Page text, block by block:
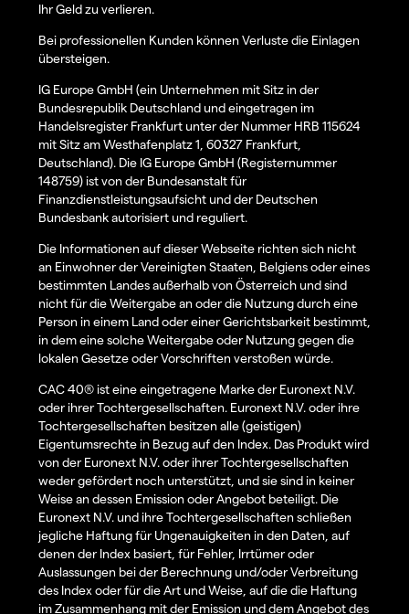
Ihr Geld zu verlieren.
Bei professionellen Kunden können Verluste die Einlagen
übersteigen.
IG Europe GmbH (ein Unternehmen mit Sitz in der
Bundesrepublik Deutschland und eingetragen im
Handelsregister Frankfurt unter der Nummer HRB 115624
mit Sitz am Westhafenplatz 1, 60327 Frankfurt,
Deutschland). Die IG Europe GmbH (Registernummer
148759) ist von der Bundesanstalt für
Finanzdienstleistungsaufsicht und der Deutschen
Bundesbank autorisiert und reguliert.
Die Informationen auf dieser Webseite richten sich nicht
an Einwohner der Vereinigten Staaten, Belgiens oder eines
bestimmten Landes außerhalb von Österreich und sind
nicht für die Weitergabe an oder die Nutzung durch eine
Person in einem Land oder einer Gerichtsbarkeit bestimmt,
in dem eine solche Weitergabe oder Nutzung gegen die
lokalen Gesetze oder Vorschriften verstoßen würde.
CAC 40® ist eine eingetragene Marke der Euronext N.V.
oder ihrer Tochtergesellschaften. Euronext N.V. oder ihre
Tochtergesellschaften besitzen alle (geistigen)
Eigentumsrechte in Bezug auf den Index. Das Produkt wird
von der Euronext N.V. oder ihrer Tochtergesellschaften
weder gefördert noch unterstützt, und sie sind in keiner
Weise an dessen Emission oder Angebot beteiligt. Die
Euronext N.V. und ihre Tochtergesellschaften schließen
jegliche Haftung für Ungenauigkeiten in den Daten, auf
denen der Index basiert, für Fehler, Irrtümer oder
Auslassungen bei der Berechnung und/oder Verbreitung
des Index oder für die Art und Weise, auf die die Haftung
im Zusammenhang mit der Emission und dem Angebot des